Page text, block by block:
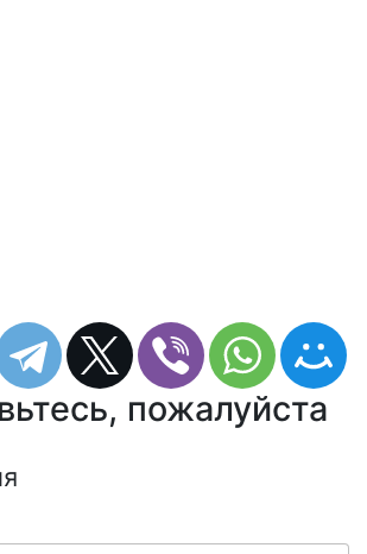
пожалуйста